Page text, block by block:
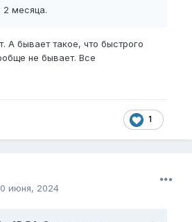
2 месяца.
А бывает такое, что быстрого
не бывает. Все
1
июня, 2024